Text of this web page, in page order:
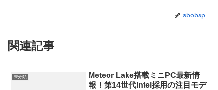
sbobsp
関連記事
未分類
Meteor Lake搭載ミニPC最新情
報！第14世代Intel採用の注目モデ